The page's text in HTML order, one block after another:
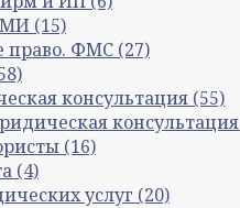
(15)
право. ФМС (27)
консультация (55)
консультация
(16)
(4)
услуг (20)